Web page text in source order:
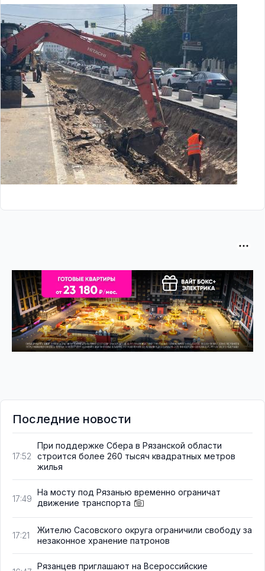
Последние новости
17:52
При поддержке Сбера в Рязанской области
строится более 260 тысяч квадратных метров
жилья
17:49
На мосту под Рязанью временно ограничат
движение транспорта
17:21
Жителю Сасовского округа ограничили свободу за
незаконное хранение патронов
Рязанцев приглашают на Всероссийские